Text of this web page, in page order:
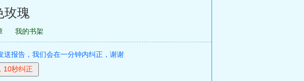
玫瑰
我的书架
送报告，我们会在一分钟内纠正，谢谢